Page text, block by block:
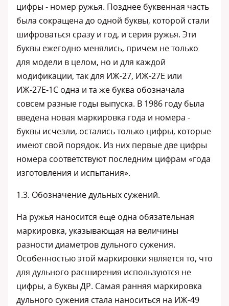
цифры - номер ружья. Позднее буквенная часть
была сокращена до одной буквы, которой стали
шифроваться сразу и год, и серия ружья. Эти
буквы ежегодно менялись, причем не только
для модели в целом, но и для каждой
модификации, так для ИЖ-27, ИЖ-27Е или
ИЖ-27Е-1С одна и та же буква обозначала
совсем разные годы выпуска. В 1986 году была
введена новая маркировка года и номера -
буквы исчезли, остались только цифры, которые
имеют свой порядок. Из них первые две цифры
номера соответствуют последним цифрам «года
изготовления и испытания».
1.3. Обозначение дульных сужений.
На ружья наносится еще одна обязательная
маркировка, указывающая на величины
разности диаметров дульного сужения.
Особенностью этой маркировки является то, что
для дульного расширения используются не
цифры, а буквы ДР. Самая ранняя маркировка
дульного сужения стала наноситься на ИЖ-49